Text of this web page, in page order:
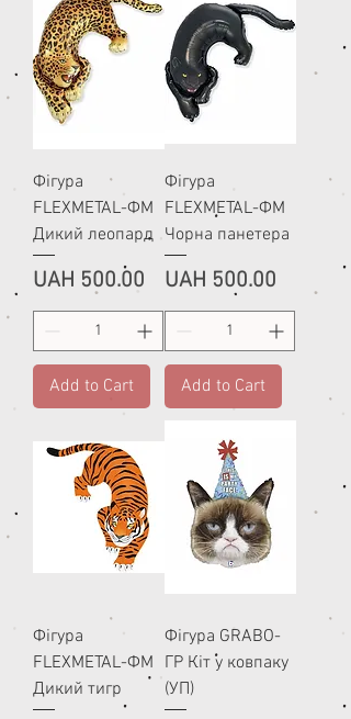
Фігура
FLEXMETAL-ФМ
Дикий леопард
Price
UAH 500.00
Add to Cart
Фігура
FLEXMETAL-ФМ
Чорна панетера
Price
UAH 500.00
Add to Cart
Фігура
FLEXMETAL-ФМ
Дикий тигр
Фігура GRABO-
ГР Кіт у ковпаку
(УП)